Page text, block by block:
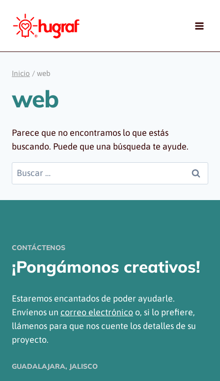
contenido
Inicio / web
web
Parece que no encontramos lo que estás
buscando. Puede que una búsqueda te ayude.
Buscar:
CONTÁCTENOS
¡Pongámonos creativos!
Estaremos encantados de poder ayudarle.
Envíenos un correo electrónico o, si lo prefiere,
llámenos para que nos cuente los detalles de su
proyecto.
GUADALAJARA, JALISCO